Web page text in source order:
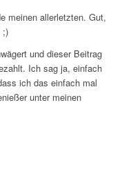
meinen allerletzten. Gut,
;)
und dieser Beitrag
Ich sag ja, einfach
ich das einfach mal
unter meinen